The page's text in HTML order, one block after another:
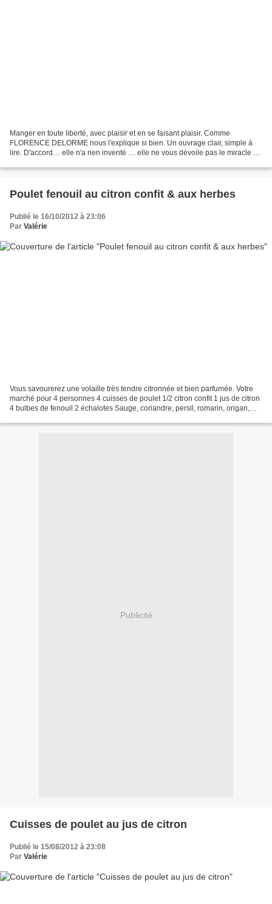
Manger en toute liberté, avec plaisir et en se faisant plaisir. Comme
FLORENCE DELORME nous l'explique si bien. Un ouvrage clair, simple à
lire. D'accord… elle n'a rien inventé … elle ne vous dévoile pas le miracle du
Poulet fenouil au citron confit & aux herbes
Publié le 16/10/2012 à 23:06
Par Valérie
Vous savourerez une volaille très tendre citronnée et bien parfumée. Votre
marché pour 4 personnes 4 cuisses de poulet 1/2 citron confit 1 jus de citron
4 bulbes de fenouil 2 échalotes Sauge, coriandre, persil, romarin, origan,
Publicité
Cuisses de poulet au jus de citron
Publié le 15/08/2012 à 23:08
Par Valérie